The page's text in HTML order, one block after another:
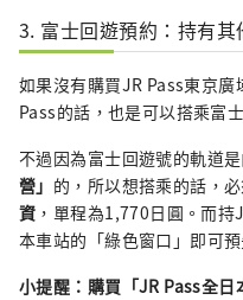
3. 富士回遊預約：持有其
如果沒有購買JR Pass東京
Pass的話，也是可以搭乘富
不過因為富士回遊號的軌道
營」 的，所以想搭乘的話，
資 ，單程為1,770日圓。而
本車站的「綠色窗口」即可預
小提醒：購買「JR Pass全